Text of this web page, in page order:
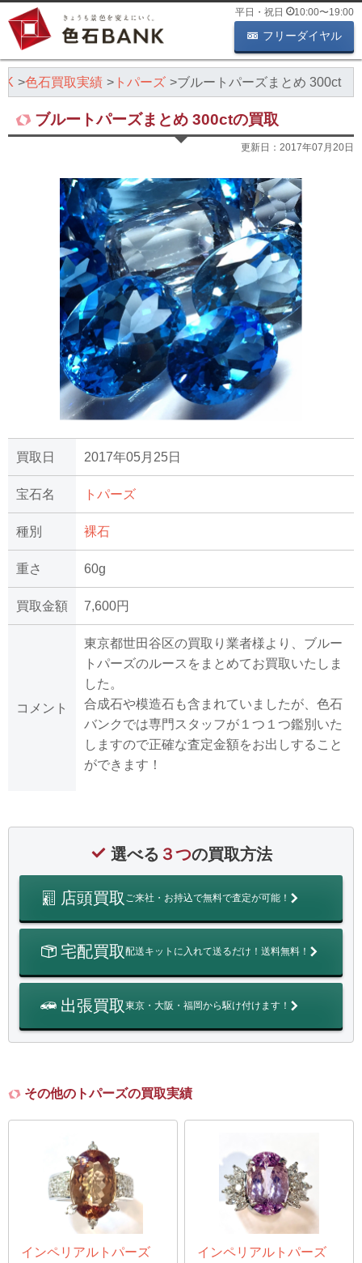
平日・祝日 10:00〜19:00
フリーダイヤル
色石買取実績 トパーズ ブルートパーズまとめ 300ct
ブルートパーズまとめ 300ctの買取
更新日： 2017年07月20日
買取日 2017年05月25日
宝石名 トパーズ
種別 裸石
重さ 60g
買取金額 7,600円
コメント
東京都世田谷区の買取り業者様より、ブルー
トパーズのルースをまとめてお買取いたしま
した。
合成石や模造石も含まれていましたが、色石
バンクでは専門スタッフが１つ１つ鑑別いた
しますので正確な査定金額をお出しすること
ができます！
選べる ３つの買取方法
店頭買取 ご来社・お持込で無料で査定が可能！
宅配買取配送キットに入れて送るだけ！送料無料！
出張買取東京・大阪・福岡から駆け付けます！
その他のトパーズの買取実績
インペリアルトパーズ
インペリアルトパーズ